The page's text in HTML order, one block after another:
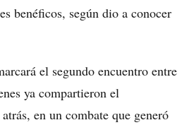
benéficos, según dio a conocer
el segundo encuentro entre
ya compartieron el
en un combate que generó